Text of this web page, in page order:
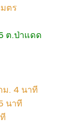
ตร
ต.ป่าแดด
ม. 4 นาที
นาที